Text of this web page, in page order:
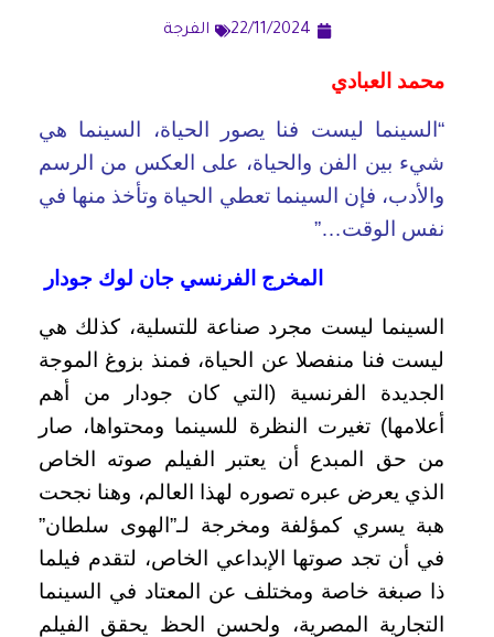
22/11/2024 الفرجة
محمد العبادي
“السينما ليست فنا يصور الحياة، السينما هي
شيء بين الفن والحياة، على العكس من الرسم
والأدب، فإن السينما تعطي الحياة وتأخذ منها في
نفس الوقت…”
المخرج الفرنسي جان لوك جودار
السينما ليست مجرد صناعة للتسلية، كذلك هي
ليست فنا منفصلا عن الحياة، فمنذ بزوغ الموجة
الجديدة الفرنسية (التي كان جودار من أهم
أعلامها) تغيرت النظرة للسينما ومحتواها، صار
من حق المبدع أن يعتبر الفيلم صوته الخاص
الذي يعرض عبره تصوره لهذا العالم، وهنا نجحت
هبة يسري كمؤلفة ومخرجة لـ”الهوى سلطان”
في أن تجد صوتها الإبداعي الخاص، لتقدم فيلما
ذا صبغة خاصة ومختلف عن المعتاد في السينما
التجارية المصرية، ولحسن الحظ يحقق الفيلم